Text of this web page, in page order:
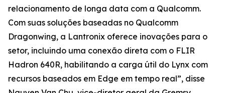
relacionamento de longa data com a Qualcomm.
Com suas soluções baseadas no Qualcomm
Dragonwing, a Lantronix oferece inovações para o
setor, incluindo uma conexão direta com o FLIR
Hadron 640R, habilitando a carga útil do Lynx com
recursos baseados em Edge em tempo real”, disse